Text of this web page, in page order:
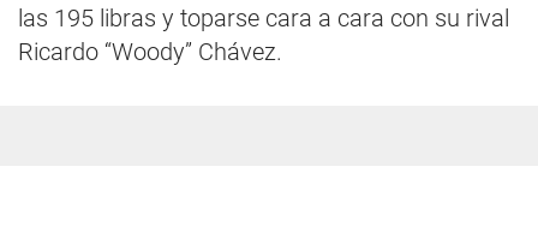
las 195 libras y toparse cara a cara con su rival
Ricardo “Woody” Chávez.